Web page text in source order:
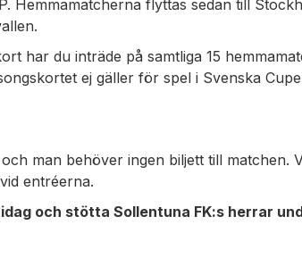
Hemmamatcherna flyttas sedan till
har du inträde på samtliga 15
ej gäller för spel i Svenska
man behöver ingen biljett till matchen.
entréerna.
och stötta Sollentuna FK:s herrar